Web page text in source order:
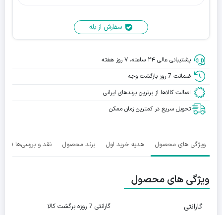
سفارش از بله
پشتیبانی عالی ۲۴ ساعته، ۷ روز هفته
ضمانت 7 روز بازگشت وجه
اصالت کالاها از برترین برندهای ایرانی
تحویل سریع در کمترین زمان ممکن
ویژگی های محصول هدیه خرید اول برند محصول نقد و بررسی‌ها (0)
ویژگی های محصول
گارانتی گارانتی 7 روزه برگشت کالا